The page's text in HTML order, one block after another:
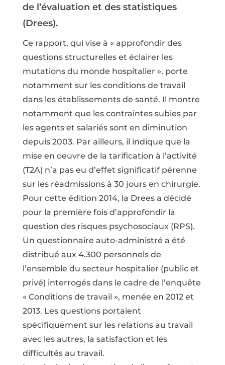
de l’évaluation et des statistiques
(Drees).
Ce rapport, qui vise à « approfondir des
questions structurelles et éclairer les
mutations du monde hospitalier », porte
notamment sur les conditions de travail
dans les établissements de santé. Il montre
notamment que les contraintes subies par
les agents et salariés sont en diminution
depuis 2003. Par ailleurs, il indique que la
mise en oeuvre de la tarification à l’activité
(T2A) n’a pas eu d’effet significatif pérenne
sur les réadmissions à 30 jours en chirurgie.
Pour cette édition 2014, la Drees a décidé
pour la première fois d’approfondir la
question des risques psychosociaux (RPS).
Un questionnaire auto-administré a été
distribué aux 4.300 personnels de
l’ensemble du secteur hospitalier (public et
privé) interrogés dans le cadre de l’enquête
« Conditions de travail », menée en 2012 et
2013. Les questions portaient
spécifiquement sur les relations au travail
avec les autres, la satisfaction et les
difficultés au travail.